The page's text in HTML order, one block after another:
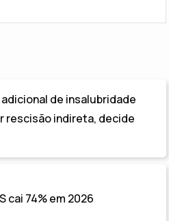
adicional de insalubridade
rescisão indireta, decide
cai 74% em 2026